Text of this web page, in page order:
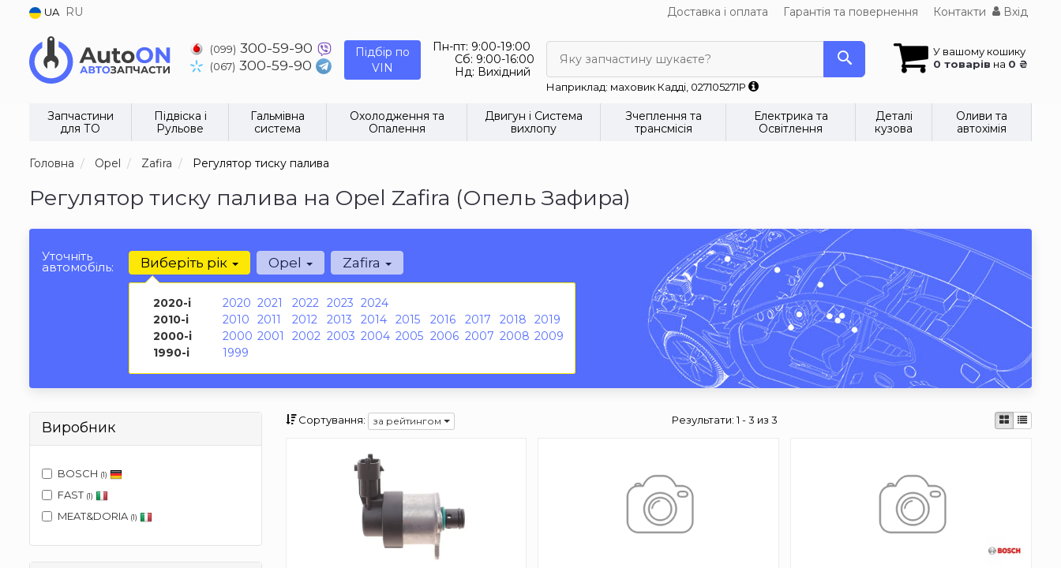
UA RU Доставка і оплата Гарантія та повернення Контакти Вхід
(099) 300-59-90
(067) 300-59-90
Підбір по
VIN
Пн-пт: 9:00-19:00
Сб: 9:00-16:00
Нд: Вихідний
У вашому кошику
0 товарів на 0 ₴
Яку запчастину шукаєте?
Наприклад: маховик Кадді, 027105271P
Запчастини
для ТО
Підвіска і
Рульове
Гальмівна
система
Охолодження та
Опалення
Двигун і Система
вихлопу
Зчеплення та
трансмісія
Електрика та
Освітлення
Деталі
кузова
Оливи та
автохімія
Головна Opel Zafira Регулятор тиску палива
Регулятор тиску палива на Opel Zafira (Опель Зафира)
Уточніть
автомобіль: Виберіть рік
2020-і 2020 2021 2022 2023 2024
2010-і
2010 2011 2012 2013 2014 2015 2016 2017 2018
2019
2000-і
2000 2001 2002 2003 2004 2005 2006 2007 2008 2009
1990-і
1999
Opel Zafira
Виробник
BOSCH (1)
FAST (1)
MEAT&DORIA (1)
Сортування: за рейтингом Результати:1 - 3 из 3